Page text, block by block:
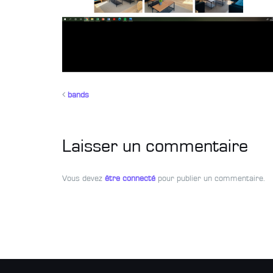
bands
Laisser un commentaire
Vous devez être connecté pour publier un commentaire.